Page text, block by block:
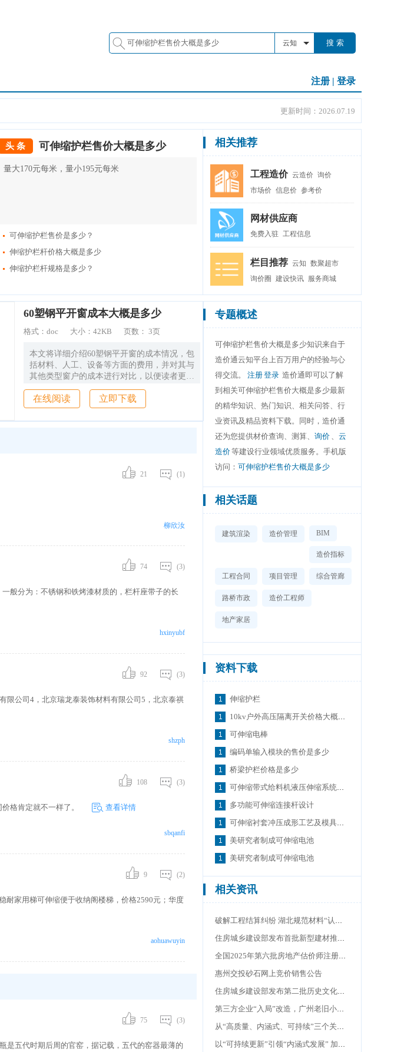
云知 搜 索
注册 | 登录
更新时间：2026.07.19
头 条 可伸缩护栏售价大概是多少
量大170元每米，量小195元每米
可伸缩护栏售价是多少？
伸缩护栏杆价格大概是多少
伸缩护栏杆规格是多少？
相关推荐
工程造价 云造价 询价
市场价 信息价 参考价
网材供应商
免费入驻 工程信息
栏目推荐 云知 数聚超市
询价圈
建设快讯 服务商城
60塑钢平开窗成本大概是多少
格式： doc 大小： 42KB 页数： 3页
本文将详细介绍60塑钢平开窗的成本情况，包
括材料、人工、设备等方面的费用，并对其与
其他类型窗户的成本进行对比，以便读者更好
地了解60塑钢平开窗在建设工程领域中的应
用。
在线阅读 立即下载
(1)
21
柳欣汝
(3)
74
般分为：不锈钢和铁烤漆材质的，栏杆座带子的长
hxinyubf
(3)
92
限公司4，北京瑞龙泰装饰材料有限公司5，北京泰祺
shzph
(3)
108
格肯定就不一样了。 查看详情
sbqanfi
(2)
9
耐家用梯可伸缩便于收纳阁楼梯，价格2590元；华度
aohuawuyin
(3)
75
是五代时期后周的官窑，据记载，五代的窑器最薄的
专题概述
可伸缩护栏售价大概是多少知识来自于
造价通云知平台上百万用户的经验与心
得交流。 注册登录 造价通即可以了解
到相关可伸缩护栏售价大概是多少最新
的精华知识、热门知识、相关问答、行
业资讯及精品资料下载。同时，造价通
还为您提供材价查询、测算、 询价 、 云
造价等建设行业领域优质服务。手机版
访问： 可伸缩护栏售价大概是多少
相关话题
建筑渲染 造价管理 BIM
造价指标
工程合同 项目管理 综合管廊
路桥市政 造价工程师
地产家居
资料下载
伸缩护栏
10kv户外高压隔离开关价格大概是多少呢
可伸缩电棒
编码单输入模块的售价是多少
桥梁护栏价格是多少
可伸缩带式给料机液压伸缩系统的设计
多功能可伸缩连接杆设计
可伸缩衬套冲压成形工艺及模具设计
美研究者制成可伸缩电池
美研究者制成可伸缩电池
相关资讯
破解工程结算纠纷 湖北规范材料“认质认价”流程
住房城乡建设部发布首批新型建材推广应用可复制经验做法清单
全国2025年第六批房地产估价师注册及注销名单公布
惠州交投砂石网上竞价销售公告
住房城乡建设部发布第二批历史文化街区保护利用可复制经验做法清单
第三方企业“入局”改造，广州老旧小区“黄石花园模式”探路可持续更新
从“高质量、内涵式、可持续”三个关键词 看重庆如何写好城市更新“大文章”
以“可持续更新”引领“内涵式发展” 加快建设现代化人民城市